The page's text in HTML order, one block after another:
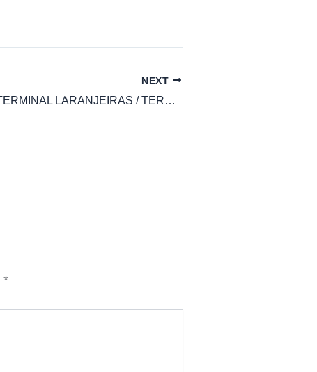
NEXT
ÔNIBUS 843 TERMINAL LARANJEIRAS / TERMINAL CARAPINA VIA JARDIM TROPICAL
*